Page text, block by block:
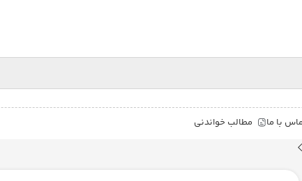
با ما مطالب خواندنی